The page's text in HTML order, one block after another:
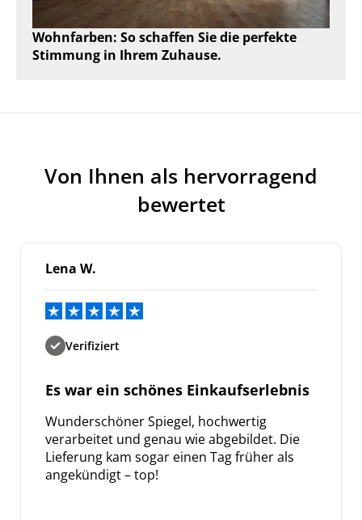
Wohnfarben: So schaffen Sie die perfekte
Stimmung in Ihrem Zuhause.
Von Ihnen als hervorragend
bewertet
Lena W.
Verifiziert
Es war ein schönes Einkaufserlebnis
Wunderschöner Spiegel, hochwertig
verarbeitet und genau wie abgebildet. Die
Lieferung kam sogar einen Tag früher als
angekündigt – top!